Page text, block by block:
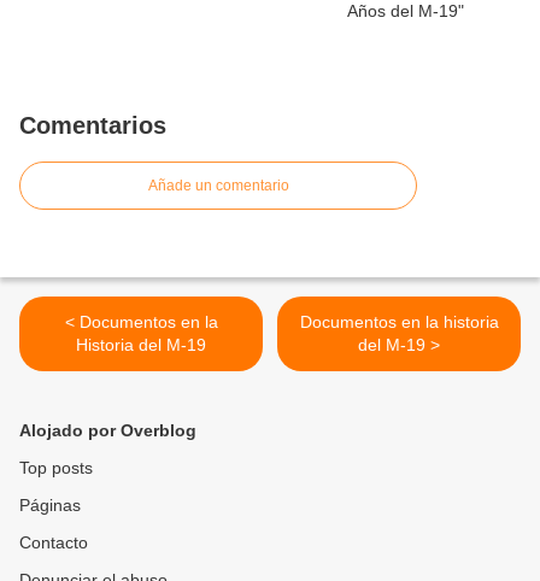
Comentarios
Añade un comentario
< Documentos en la
Historia del M-19
Documentos en la historia
del M-19 >
Alojado por Overblog
Top posts
Páginas
Contacto